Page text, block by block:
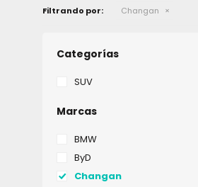
Filtrando por: Changan
Categorías
SUV
Marcas
BMW
ByD
Changan